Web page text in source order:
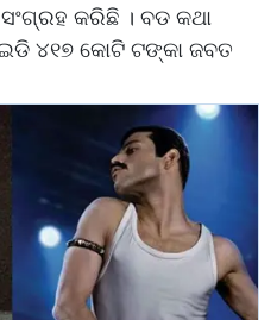
କରିଛି । ବଡ କଥା
୪୧୭ କୋଟି ଟଙ୍କା ଜବତ